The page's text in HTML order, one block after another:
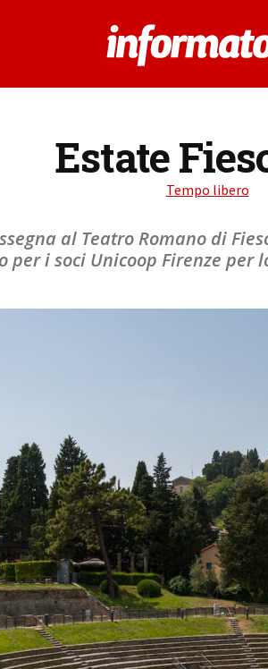
Estate
Tempo libero
al Teatro Romano di
per i soci Unicoop Firenze